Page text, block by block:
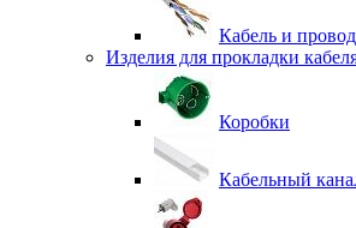
Кабель и
Изделия для прокладки
Коробки
Кабельный